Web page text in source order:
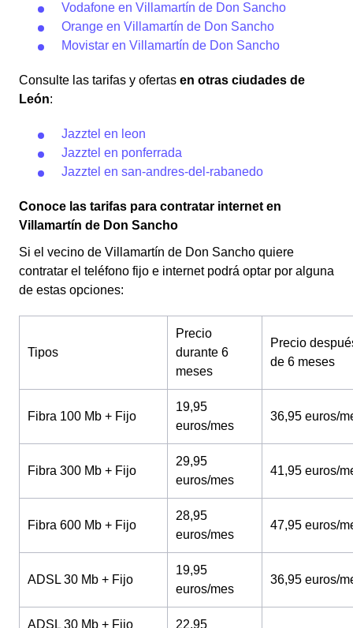
Vodafone en Villamartín de Don Sancho
Orange en Villamartín de Don Sancho
Movistar en Villamartín de Don Sancho
Consulte las tarifas y ofertas en otras ciudades de
León:
Jazztel en leon
Jazztel en ponferrada
Jazztel en san-andres-del-rabanedo
Conoce las tarifas para contratar internet en
Villamartín de Don Sancho
Si el vecino de Villamartín de Don Sancho quiere
contratar el teléfono fijo e internet podrá optar por alguna
de estas opciones:
Tipos
Precio
durante 6
meses
Precio
de 6 meses
Fibra 100 Mb + Fijo
19,95
euros/mes
36,95 euros/
Fibra 300 Mb + Fijo
29,95
euros/mes
41,95 euros/
Fibra 600 Mb + Fijo
28,95
euros/mes
47,95 euros/
ADSL 30 Mb + Fijo
19,95
euros/mes
36,95 euros/
ADSL 30 Mb + Fijo 22,95